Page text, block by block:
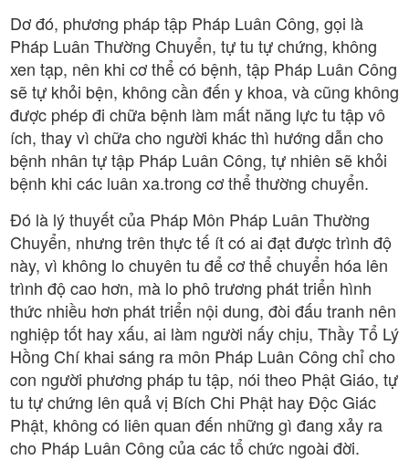
Dơ đó, phương pháp tập Pháp Luân Công, gọi là
Pháp Luân Thường Chuyển, tự tu tự chứng, không
xen tạp, nên khi cơ thể có bệnh, tập Pháp Luân Công
sẽ tự khỏi bện, không cần đến y khoa, và cũng không
được phép đi chữa bệnh làm mất năng lực tu tập vô
ích, thay vì chữa cho người khác thì hướng dẫn cho
bệnh nhân tự tập Pháp Luân Công, tự nhiên sẽ khỏi
bệnh khi các luân xa.trong cơ thể thường chuyển.
Đó là lý thuyết của Pháp Môn Pháp Luân Thường
Chuyển, nhưng trên thực tế ít có ai đạt được trình độ
này, vì không lo chuyên tu để cơ thể chuyển hóa lên
trình độ cao hơn, mà lo phô trương phát triển hình
thức nhiều hơn phát triển nội dung, đòi đấu tranh nên
nghiệp tốt hay xấu, ai làm người nấy chịu, Thầy Tổ Lý
Hồng Chí khai sáng ra môn Pháp Luân Công chỉ cho
con người phương pháp tu tập, nói theo Phật Giáo, tự
tu tự chứng lên quả vị Bích Chi Phật hay Độc Giác
Phật, không có liên quan đến những gì đang xảy ra
cho Pháp Luân Công của các tổ chức ngoài đời.